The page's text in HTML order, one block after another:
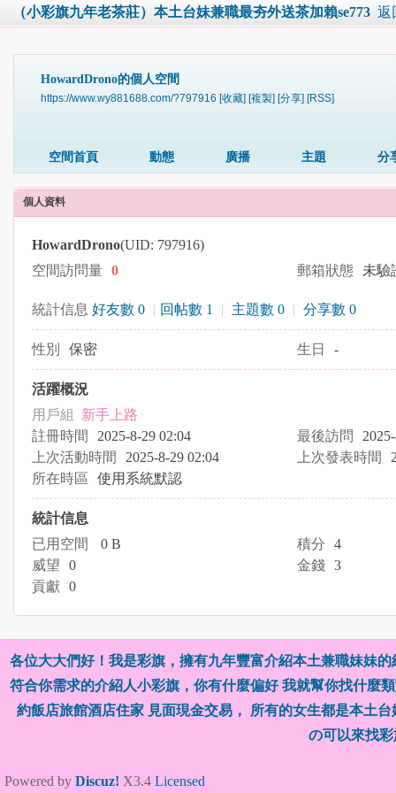
（小彩旗九年老茶莊）本土台妹兼職最夯外送茶加賴se773 返
HowardDrono的個人空間
https://www.wy881688.com/?797916 [收藏] [複製] [分享] [RSS]
空間首頁 動態 廣播 主題 分
個人資料
HowardDrono(UID: 797916)
空間訪問量 0 郵箱狀態 未驗
統計信息 好友數 0 | 回帖數 1 | 主題數 0 | 分享數 0
性別 保密 生日 -
活躍概況
用戶組 新手上路
註冊時間
2025-8-29 02:04 最後訪問
上次活動時間
2025-8-29 02:04 上次發表時間
所在時區
使用系統默認
統計信息
已用空間
0 B 積分
4
威望
0 金錢 3
貢獻 0
各位大大們好！我是彩旗，擁有九年豐富介紹本土兼職妹妹
符合你需求的介紹人小彩旗，你有什麼偏好 我就幫你找什麼
約飯店旅館酒店住家 見面現金交易， 所有的女生都是本土
の可以來找
Powered by Discuz! X3.4 Licensed